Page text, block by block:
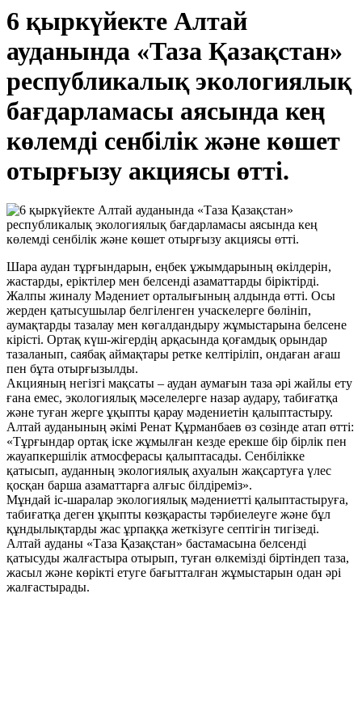
6 қыркүйекте Алтай
ауданында «Таза Қазақстан»
республикалық экологиялық
бағдарламасы аясында кең
көлемді сенбілік және көшет
отырғызу акциясы өтті.
Шара аудан тұрғындарын, еңбек ұжымдарының өкілдерін,
жастарды, еріктілер мен белсенді азаматтарды біріктірді.
Жалпы жиналу Мәдениет орталығының алдында өтті. Осы
жерден қатысушылар белгіленген учаскелерге бөлініп,
аумақтарды тазалау мен көгалдандыру жұмыстарына белсене
кірісті. Ортақ күш-жігердің арқасында қоғамдық орындар
тазаланып, саябақ аймақтары ретке келтіріліп, ондаған ағаш
пен бұта отырғызылды.
Акцияның негізгі мақсаты – аудан аумағын таза әрі жайлы ету
ғана емес, экологиялық мәселелерге назар аудару, табиғатқа
және туған жерге ұқыпты қарау мәдениетін қалыптастыру.
Алтай ауданының әкімі Ренат Құрманбаев өз сөзінде атап өтті:
«Тұрғындар ортақ іске жұмылған кезде ерекше бір бірлік пен
жауапкершілік атмосферасы қалыптасады. Сенбілікке
қатысып, ауданның экологиялық ахуалын жақсартуға үлес
қосқан барша азаматтарға алғыс білдіреміз».
Мұндай іс-шаралар экологиялық мәдениетті қалыптастыруға,
табиғатқа деген ұқыпты көзқарасты тәрбиелеуге және бұл
құндылықтарды жас ұрпаққа жеткізуге септігін тигізеді.
Алтай ауданы «Таза Қазақстан» бастамасына белсенді
қатысуды жалғастыра отырып, туған өлкемізді біртіндеп таза,
жасыл және көрікті етуге бағытталған жұмыстарын одан әрі
жалғастырады.